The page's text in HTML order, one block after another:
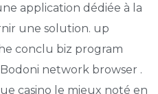
application dédiée à la
une solution. up
conclu biz program
network browser .
casino le mieux noté en